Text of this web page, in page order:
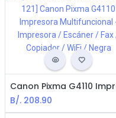
B/. 208.90